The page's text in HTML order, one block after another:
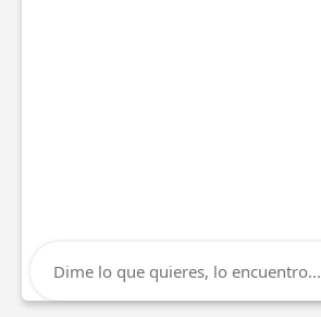
Dime lo que quieres, lo encuentro...